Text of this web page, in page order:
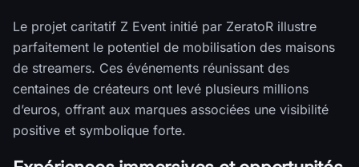
Le projet caritatif Z Event initié par ZeratoR illustre
parfaitement le potentiel de mobilisation des maisons
de streamers. Ces événements réunissant des
centaines de créateurs ont levé plusieurs millions
d’euros, offrant aux marques associées une visibilité
positive et symbolique forte.